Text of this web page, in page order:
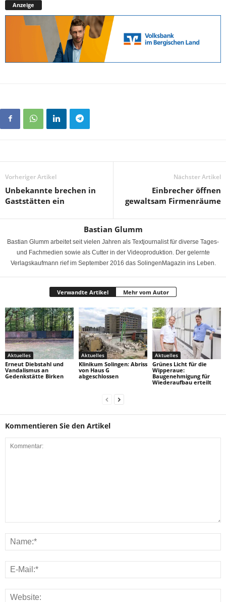
Anzeige
Vorheriger Artikel
Unbekannte brechen in
Gaststätten ein
Nächster Artikel
Einbrecher öffnen
gewaltsam Firmenräume
Bastian Glumm
Bastian Glumm arbeitet seit vielen Jahren als Textjournalist für diverse Tages-
und Fachmedien sowie als Cutter in der Videoproduktion. Der gelernte
Verlagskaufmann rief im September 2016 das SolingenMagazin ins Leben.
Verwandte Artikel Mehr vom Autor
Aktuelles
Erneut Diebstahl und
Vandalismus an
Gedenkstätte Birken
Aktuelles
Klinikum Solingen: Abriss
von Haus G
abgeschlossen
Aktuelles
Grünes Licht für die
Wipperaue:
Baugenehmigung für
Wiederaufbau erteilt
Kommentieren Sie den Artikel